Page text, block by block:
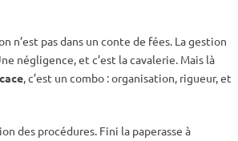
n’est pas dans un conte de fées. La gestion
négligence, et c’est la cavalerie. Mais là
, c’est un combo : organisation, rigueur, et
des procédures. Fini la paperasse à